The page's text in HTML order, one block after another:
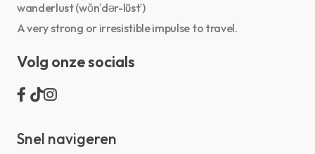
wanderlust (wŏn′dər-lŭst′)
A very strong or irresistible impulse to travel.
Volg onze socials
Snel navigeren